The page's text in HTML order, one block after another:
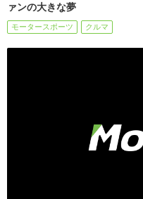
ァンの大きな夢
モータースポーツ クルマ